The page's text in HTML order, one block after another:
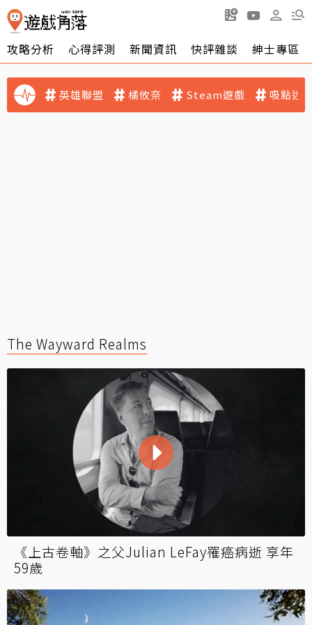
攻略分析 心得評測 新聞資訊 快評雜談 紳士專區
英雄聯盟 橘攸奈 Steam遊戲 吸點迷
The Wayward Realms
《上古卷軸》之父Julian LeFay罹癌病逝 享年
59歲